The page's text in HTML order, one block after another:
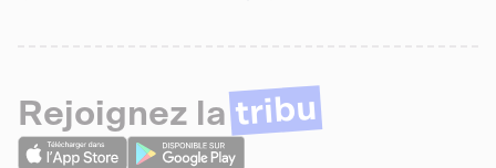
Rejoignez la tribu